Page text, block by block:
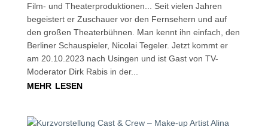
Film- und Theaterproduktionen... Seit vielen Jahren
begeistert er Zuschauer vor den Fernsehern und auf
den großen Theaterbühnen. Man kennt ihn einfach, den
Berliner Schauspieler, Nicolai Tegeler. Jetzt kommt er
am 20.10.2023 nach Usingen und ist Gast von TV-
Moderator Dirk Rabis in der...
mehr lesen